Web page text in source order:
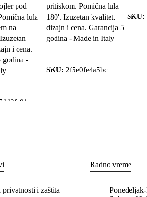
pod
lula
na
i cena.
godina -
pritiskom. Pomična lula
180'. Izuzetan kvalitet,
dizajn i cena. Garancija 5
godina - Made in Italy
SKU: 2f5e0fe4a5bc
SKU:
privatnosti i zaštita
Radno vreme